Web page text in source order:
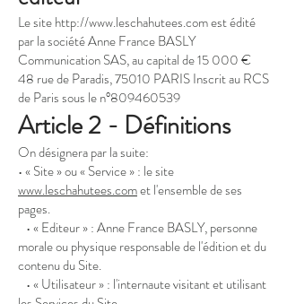
Le sitehttp://www.leschahutees.comest édité
par la société Anne France BASLY
Communication SAS, au capital de 15 000 €
48 rue de Paradis, 75010 PARIS Inscrit au RCS
de Paris sous le n°809460539
Article 2 - Définitions
On désignera par la suite:
• « Site » ou « Service » : le site
www.leschahutees.comet l'ensemble de ses
pages.
• « Editeur » : Anne France BASLY, personne
morale ou physique responsable de l'édition et du
contenu du Site.
• « Utilisateur » : l'internaute visitant et utilisant